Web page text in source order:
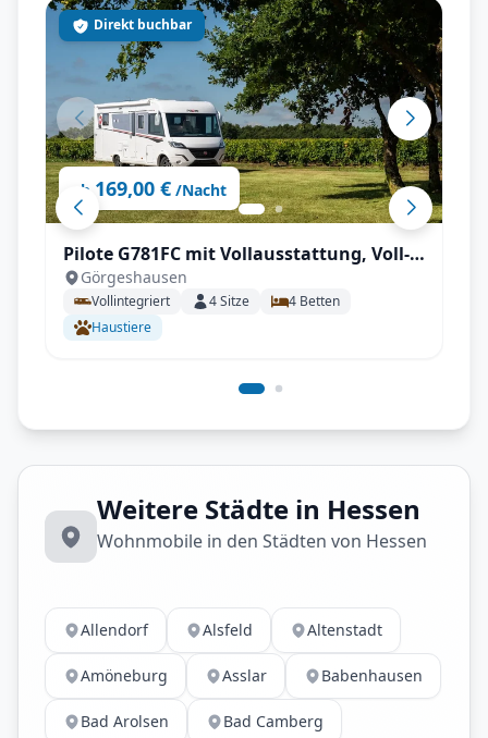
ab 169,00 € /Nacht
Direkt buchbar
Pilote G781FC mit Vollausstattung, Voll-
Autrak, Automatik, Klima, hohe
Zuladung, AHK, TV & SAT, Luftfederung,
Backofen uvm.
Görgeshausen
Vollintegriert 4Sitze 4 Betten
Haustiere
Weitere Städte in Hessen
Wohnmobile in den Städten von Hessen
Allendorf Alsfeld Altenstadt
Amöneburg Asslar Babenhausen
Bad Arolsen Bad Camberg